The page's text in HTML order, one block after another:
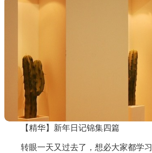
【精华】新年日记锦集四篇
转眼一天又过去了，想必大家都学